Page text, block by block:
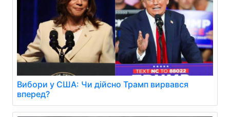
Вибори у США: Чи дійсно Трамп вирвався
вперед?